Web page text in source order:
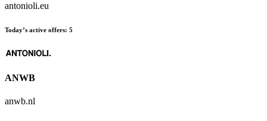
antonioli.eu
Today’s active offers: 5
ANWB
anwb.nl